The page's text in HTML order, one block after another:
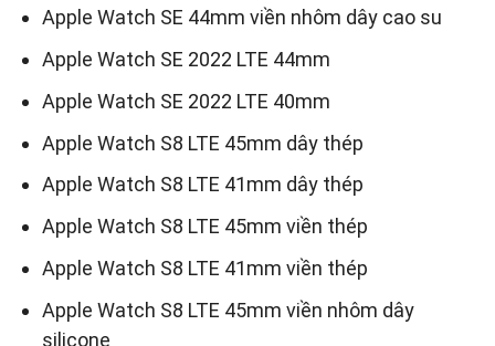
Apple Watch SE 44mm viền nhôm dây cao su
Apple Watch SE 2022 LTE 44mm
Apple Watch SE 2022 LTE 40mm
Apple Watch S8 LTE 45mm dây thép
Apple Watch S8 LTE 41mm dây thép
Apple Watch S8 LTE 45mm viền thép
Apple Watch S8 LTE 41mm viền thép
Apple Watch S8 LTE 45mm viền nhôm dây
silicone